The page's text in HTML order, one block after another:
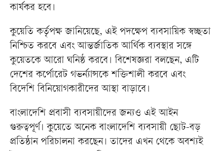
কার্যকর হবে।
কুয়েতি কর্তৃপক্ষ জানিয়েছে, এই পদক্ষেপ ব্যবসায়িক স্বচ্ছতা
নিশ্চিত করবে এবং আন্তর্জাতিক আর্থিক ব্যবস্থার সঙ্গে
কুয়েতকে আরো ঘনিষ্ঠ করবে। বিশেষজ্ঞরা বলছেন, এটি
দেশের কর্পোরেট গভর্ন্যান্সকে শক্তিশালী করবে এবং
বিদেশি বিনিয়োগকারীদের আস্থা বাড়াবে।
বাংলাদেশি প্রবাসী ব্যবসায়ীদের জন্যও এই আইন
গুরুত্বপূর্ণ। কুয়েতে অনেক বাংলাদেশি ব্যবসায়ী ছোট-বড়
প্রতিষ্ঠান পরিচালনা করছেন। তাদের এখন থেকে অবশ্যই